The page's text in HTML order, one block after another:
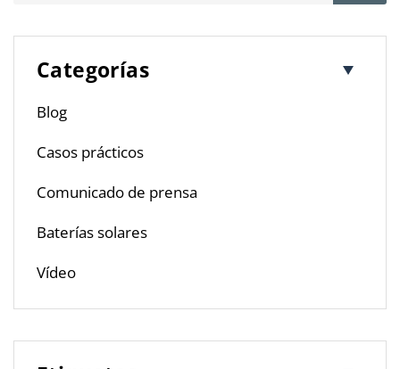
Categorías
Blog
Casos prácticos
Comunicado de prensa
Baterías solares
Vídeo